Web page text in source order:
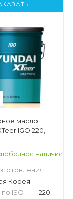
масло
IGO 220,
наличие
Корея
по ISO — 220